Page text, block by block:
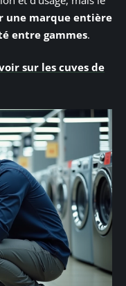
une marque entière
entre gammes.
sur les cuves de